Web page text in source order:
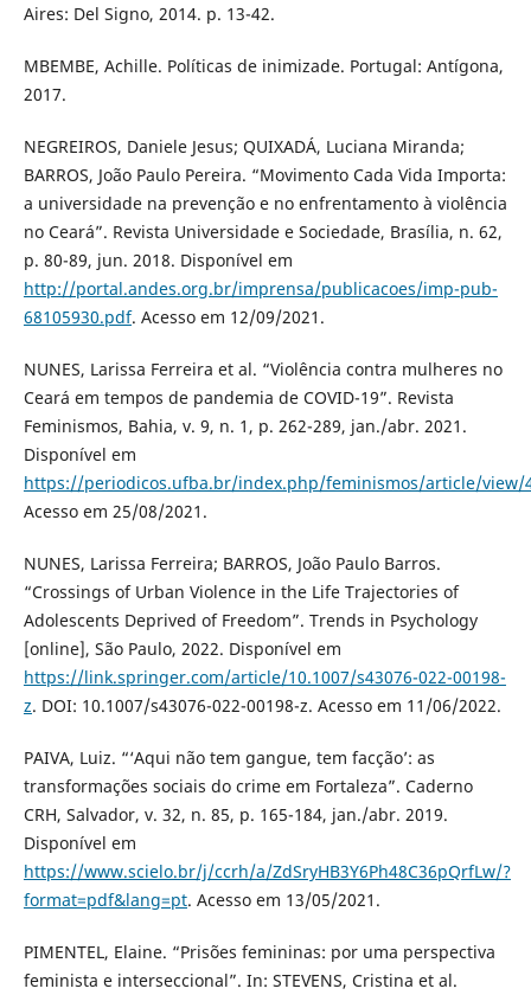
Aires: Del Signo, 2014. p. 13-42.
MBEMBE, Achille. Políticas de inimizade. Portugal: Antígona,
2017.
NEGREIROS, Daniele Jesus; QUIXADÁ, Luciana Miranda;
BARROS, João Paulo Pereira. “Movimento Cada Vida Importa:
a universidade na prevenção e no enfrentamento à violência
no Ceará”. Revista Universidade e Sociedade, Brasília, n. 62,
p. 80-89, jun. 2018. Disponível em
http://portal.andes.org.br/imprensa/publicacoes/imp-pub-
68105930.pdf. Acesso em 12/09/2021.
NUNES, Larissa Ferreira et al. “Violência contra mulheres no
Ceará em tempos de pandemia de COVID-19”. Revista
Feminismos, Bahia, v. 9, n. 1, p. 262-289, jan./abr. 2021.
Disponível em
https://periodicos.ufba.br/index.php/feminismos/article/view/
Acesso em 25/08/2021.
NUNES, Larissa Ferreira; BARROS, João Paulo Barros.
“Crossings of Urban Violence in the Life Trajectories of
Adolescents Deprived of Freedom”. Trends in Psychology
[online], São Paulo, 2022. Disponível em
https://link.springer.com/article/10.1007/s43076-022-00198-
z. DOI: 10.1007/s43076-022-00198-z. Acesso em 11/06/2022.
PAIVA, Luiz. “‘Aqui não tem gangue, tem facção’: as
transformações sociais do crime em Fortaleza”. Caderno
CRH, Salvador, v. 32, n. 85, p. 165-184, jan./abr. 2019.
Disponível em
https://www.scielo.br/j/ccrh/a/ZdSryHB3Y6Ph48C36pQrfLw/?
format=pdf&lang=pt. Acesso em 13/05/2021.
PIMENTEL, Elaine. “Prisões femininas: por uma perspectiva
feminista e interseccional”. In: STEVENS, Cristina et al.